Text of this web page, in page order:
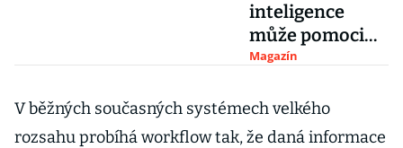
inteligence
může pomoci
včas odhalit
tlustého střeva
a konečníku
Magazín
V běžných současných systémech velkého
rozsahu probíhá workflow tak, že daná informace